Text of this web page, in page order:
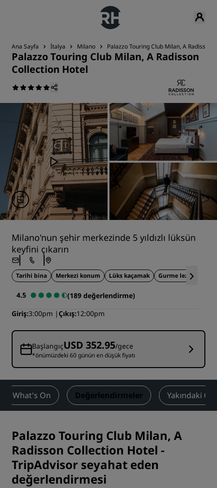
Ana Sayfa İtalya Milano Palazzo Touring Club Milan, A Radisson
Palazzo Touring Club Milan, A Radisson
Collection Hotel
Milano'nun şehir merkezinde 5 yıldızlı lüksün
keyfini çıkarın
Tarihi bina Merkezi konum Lüks kaçamak Gurme lezzetler
4.5
(189 değerlendirme)
Giriş 3:00pm Çıkış 12:00pm
BaşlangıçUSD 352.95/gece
*önümüzdeki 60 günün en düşük fiyatı
What's On Değerlendirmeler Yakındaki
Palazzo Touring Club Milan, A
Radisson Collection Hotel -
TripAdvisor seyahat eden
değerlendirmesi